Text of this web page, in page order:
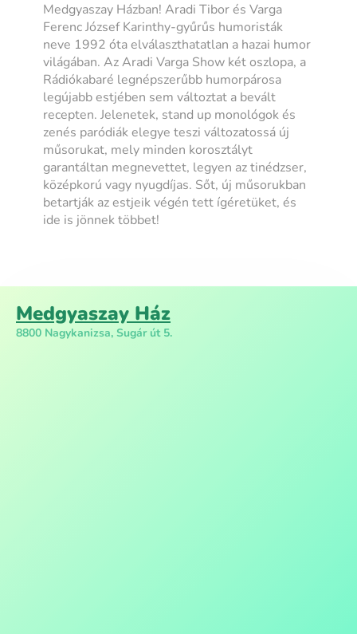
Medgyaszay Házban! Aradi Tibor és Varga
Ferenc József Karinthy-gyűrűs humoristák
neve 1992 óta elválaszthatatlan a hazai humor
világában. Az Aradi Varga Show két oszlopa, a
Rádiókabaré legnépszerűbb humorpárosa
legújabb estjében sem változtat a bevált
recepten. Jelenetek, stand up monológok és
zenés paródiák elegye teszi változatossá új
műsorukat, mely minden korosztályt
garantáltan megnevettet, legyen az tinédzser,
középkorú vagy nyugdíjas. Sőt, új műsorukban
betartják az estjeik végén tett ígéretüket, és
ide is jönnek többet!
Medgyaszay Ház
8800 Nagykanizsa, Sugár út 5.